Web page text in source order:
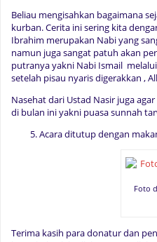
Beliau mengisahkan bagaimana
kurban. Cerita ini sering kita
Ibrahim merupakan Nabi yang
namun juga sangat patuh akan
putranya yakni Nabi Ismail
setelah pisau nyaris digerakkan ,
Nasehat dari Ustad Nasir juga
di bulan ini yakni puasa sunnah
Acara ditutup dengan
Foto
Terima kasih para donatur dan